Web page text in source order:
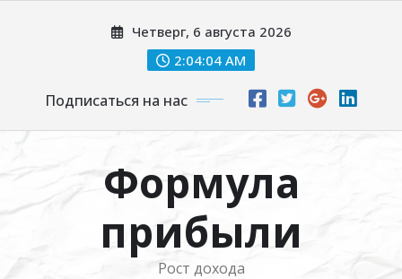
Четверг, 6 августа 2026
2:04:04 AM
Подписаться на нас
Формула
прибыли
Рост дохода